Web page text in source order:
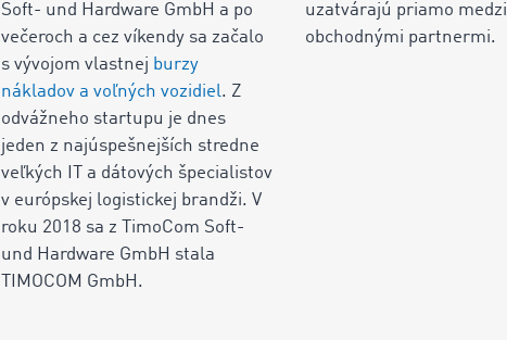
Soft- und Hardware GmbH a po
večeroch a cez víkendy sa začalo
s vývojom vlastnej burzy
nákladov a voľných vozidiel. Z
odvážneho startupu je dnes
jeden z najúspešnejších stredne
veľkých IT a dátových špecialistov
v európskej logistickej brandži. V
roku 2018 sa z TimoCom Soft-
und Hardware GmbH stala
TIMOCOM GmbH.
uzatvárajú priamo medzi
obchodnými partnermi.